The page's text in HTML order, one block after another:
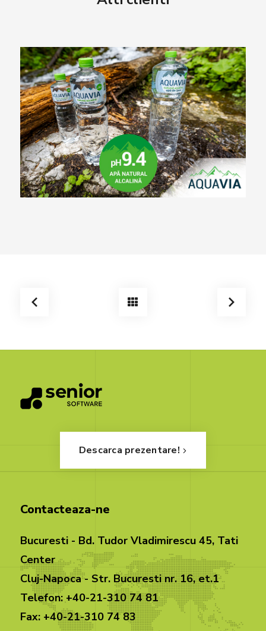
Descarca prezentare!
Contacteaza-ne
Bucuresti - Bd. Tudor Vladimirescu 45, Tati
Center
Cluj-Napoca - Str. Bucuresti nr. 16, et.1
Telefon: +40-21-310 74 81
Fax: +40-21-310 74 83